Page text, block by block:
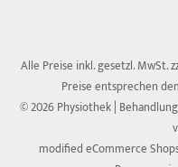
Alle Preise inkl. gesetzl. MwSt.
Preise entsprechen
© 2026 Physiothek |
modified eCommerce